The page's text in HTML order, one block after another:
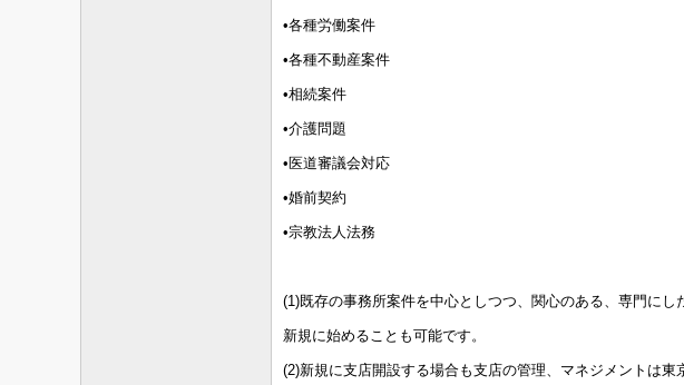
•各種労働案件
•各種不動産案件
•相続案件
•介護問題
•医道審議会対応
•婚前契約
•宗教法人法務
(1)既存の事務所案件を中心としつつ、関心のある、専門にし
新規に始めることも可能です。
(2)新規に支店開設する場合も支店の管理、マネジメントは